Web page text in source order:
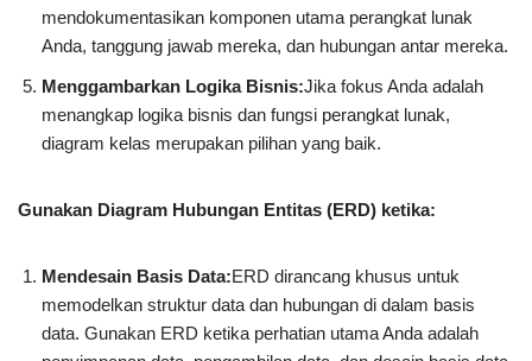
mendokumentasikan komponen utama perangkat lunak
Anda, tanggung jawab mereka, dan hubungan antar mereka.
Menggambarkan Logika Bisnis:Jika fokus Anda adalah
menangkap logika bisnis dan fungsi perangkat lunak,
diagram kelas merupakan pilihan yang baik.
Gunakan Diagram Hubungan Entitas (ERD) ketika:
Mendesain Basis Data:ERD dirancang khusus untuk
memodelkan struktur data dan hubungan di dalam basis
data. Gunakan ERD ketika perhatian utama Anda adalah